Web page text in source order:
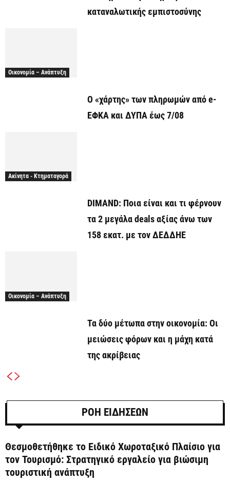
καταναλωτικής εμπιστοσύνης
Οικονομία – Ανάπτυξη
Ο «χάρτης» των πληρωμών από e-
ΕΦΚΑ και ΔΥΠΑ έως 7/08
Ακίνητα - Κτηματαγορά
DIMAND: Ποια είναι και τι φέρνουν
τα 2 μεγάλα deals αξίας άνω των
158 εκατ. με τον ΔΕΔΔΗΕ
Οικονομία – Ανάπτυξη
Τα δύο μέτωπα στην οικονομία: Οι
μειώσεις φόρων και η μάχη κατά
της ακρίβειας
ΡΟΗ ΕΙΔΗΣΕΩΝ
Θεσμοθετήθηκε το Ειδικό Χωροταξικό Πλαίσιο για
τον Τουρισμό: Στρατηγικό εργαλείο για βιώσιμη
τουριστική ανάπτυξη